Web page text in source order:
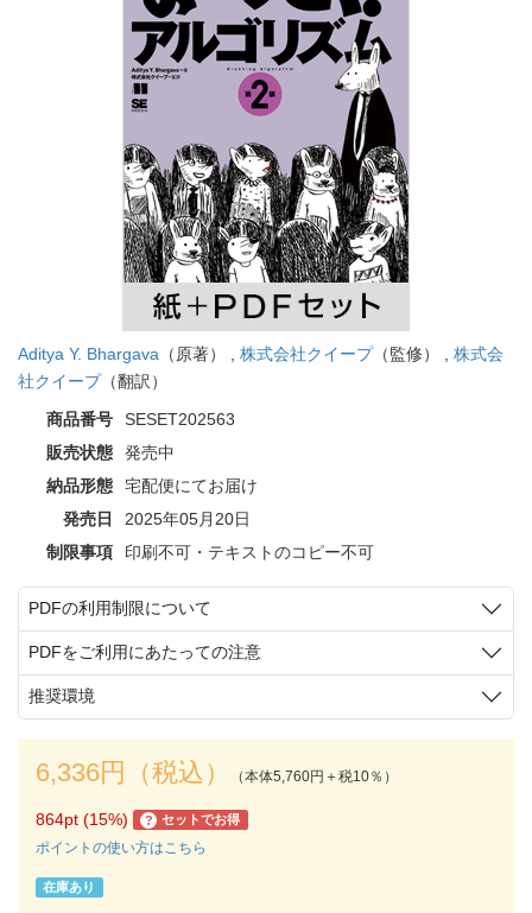
Aditya Y. Bhargava （原著） , 株式会社クイープ（監修） , 株式会
社クイープ（翻訳）
商品番号
SESET202563
販売状態
発売中
納品形態
宅配便にてお届け
発売日
2025年05月20日
制限事項
印刷不可・テキストのコピー不可
PDFの利用制限について
PDFをご利用にあたっての注意
推奨環境
6,336円（税込） （本体5,760円＋税10％）
864pt (15%) ? セットでお得
ポイントの使い方はこちら
在庫あり